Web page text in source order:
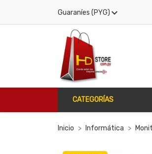
Guaraníes (PYG)
CATEGORÍAS
Inicio Informática